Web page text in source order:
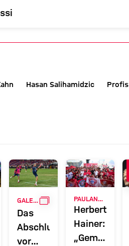
Hasan Salihamidzic Profis
GALERIEGALLERIE
Das
Abschlusstraining
vor
Herbert
Hainer:
„Gemeinsam